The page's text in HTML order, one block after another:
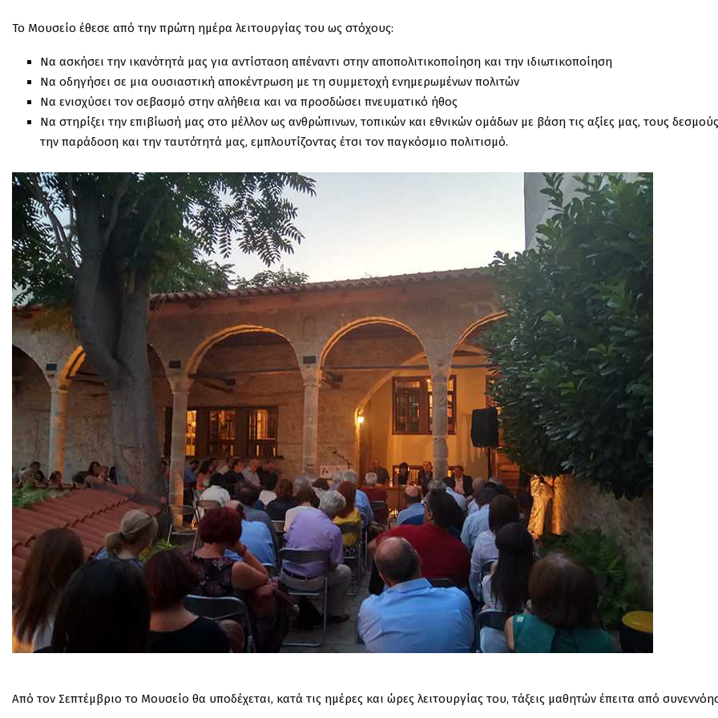
Το Μουσείο έθεσε από την πρώτη ημέρα λειτουργίας του ως στόχους:
Να ασκήσει την ικανότητά μας για αντίσταση απέναντι στην αποπολιτικοποίηση και την ιδιωτικοποίηση
Να οδηγήσει σε μια ουσιαστική αποκέντρωση με τη συμμετοχή ενημερωμένων πολιτών
Να ενισχύσει τον σεβασμό στην αλήθεια και να προσδώσει πνευματικό ήθος
Να στηρίξει την επιβίωσή μας στο μέλλον ως ανθρώπινων, τοπικών και εθνικών ομάδων με βάση τις αξίες μας, τους
την παράδοση και την ταυτότητά μας, εμπλουτίζοντας έτσι τον παγκόσμιο πολιτισμό.
Από τον Σεπτέμβριο το Μουσείο θα υποδέχεται, κατά τις ημέρες και ώρες λειτουργίας του, τάξεις μαθητών έπειτα από